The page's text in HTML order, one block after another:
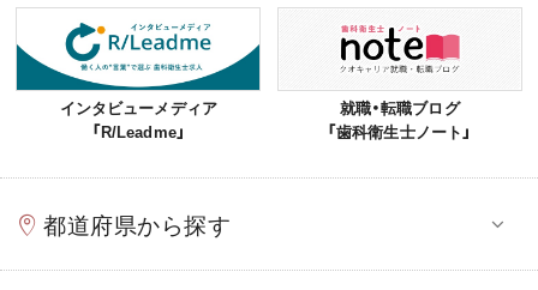
インタビューメディア
「R/Leadme」
就職・転職ブログ
「歯科衛生士ノート」
都道府県から探す